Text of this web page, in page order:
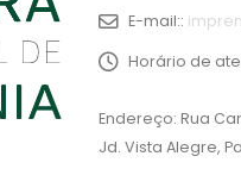
E-mail::
Horário de
Endereço: Rua
Jd. Vista Alegre,